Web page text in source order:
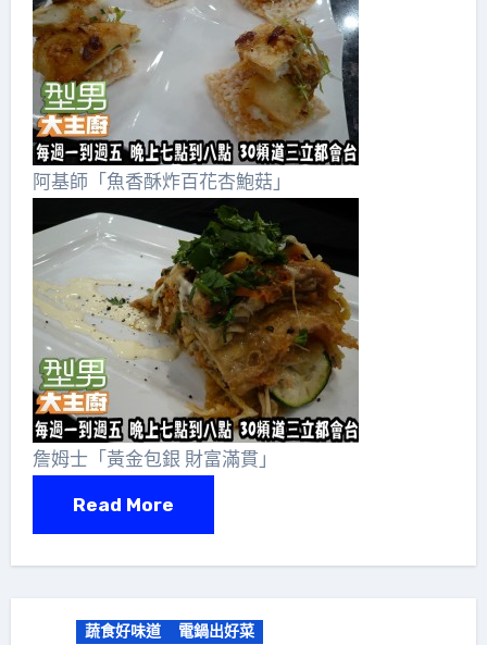
阿基師「魚香酥炸百花杏鮑菇」
詹姆士「黃金包銀 財富滿貫」
Read More
蔬食好味道 電鍋出好菜